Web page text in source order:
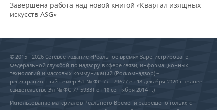
Завершена работа над новой книгой «Квартал изящных
искусств ASG»
© 2015 - 2026 Сетевое издание «Реальное время» Зарегистрировано
Федеральной службой по надзору в сфере связи, информационных
технологий и массовых коммуникаций (Роскомнадзор) –
регистрационный номер ЭЛ № ФС 77 - 79627 от 18 декабря 2020 г. (ранее
свидетельство Эл № ФС 77-59331 от 18 сентября 2014 г.)
Использование материалов Реального Времени разрешено только с